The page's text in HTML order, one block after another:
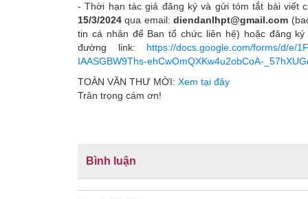
- Thời hạn tác giả đăng ký và gửi tóm tắt bài viết
15/3/2024qua email:diendanlhpt@gmail.com
tin cá nhân để Ban tổ chức liên hệ) hoặc đăng
đường link: https://docs.google.com/forms/d/e/
IAASGBW9Ths-ehCwOmQXKw4u2obCoA-
TOÀN VĂN THƯ MỜI: Xem tại đây
Trân trọng cám ơn!
Bình luận